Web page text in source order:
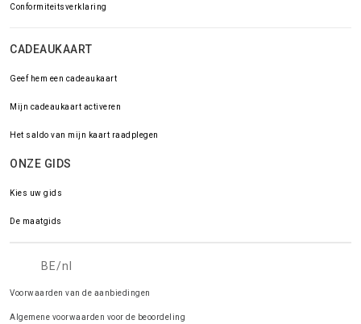
Conformiteitsverklaring
CADEAUKAART
Geef hem een cadeaukaart
Mijn cadeaukaart activeren
Het saldo van mijn kaart raadplegen
ONZE GIDS
Kies uw gids
De maatgids
BE/nl
Voorwaarden van de aanbiedingen
Algemene voorwaarden voor de beoordeling